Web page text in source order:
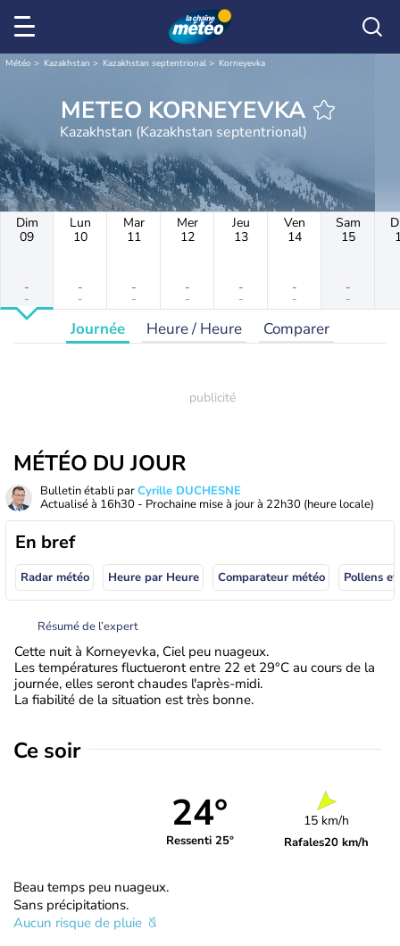
Météo Kazakhstan Kazakhstan septentrional Korneyevka
METEO KORNEYEVKA
Kazakhstan (Kazakhstan septentrional)
Dim
09
-
-
Lun
10
-
-
Mar
11
-
-
Mer
12
-
-
Jeu
13
-
-
Ven
14
-
-
Sam
15
-
-
Journée Heure / Heure Comparer
MÉTÉO DU JOUR
Bulletin établi parCyrille DUCHESNE
Actualisé à 16h30 - Prochaine mise à jour à 22h30 (heure locale)
En bref
Radar météo Heure par Heure Comparateur météo Pollens
Résumé de l’expert
Cette nuit à Korneyevka, Ciel peu nuageux.
Les températures fluctueront entre 22 et 29°C au cours de la
journée, elles seront chaudes l'après-midi.
La fiabilité de la situation est très bonne.
Ce soir
24°
Ressenti 25°
15 km/h
Rafales20 km/h
Beau temps peu nuageux.
Sans précipitations.
Aucun risque de pluie